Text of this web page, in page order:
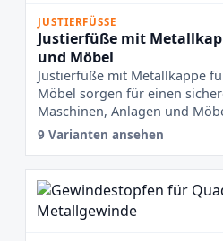
JUSTIERFÜSSE
Justierfüße mit
und Möbel
Justierfüße mit Metallkappe
Möbel sorgen für einen
Maschinen, Anlagen und
9 Varianten ansehen